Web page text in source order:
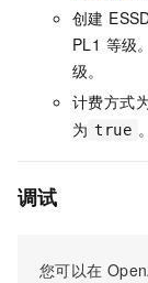
创建
PL1 等级
级。
计费方式
为 true 。
调试
您可以在